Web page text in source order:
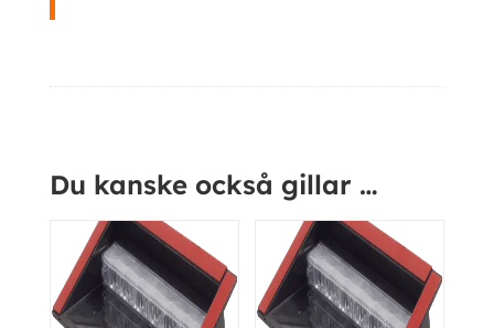
Du kanske också gillar …